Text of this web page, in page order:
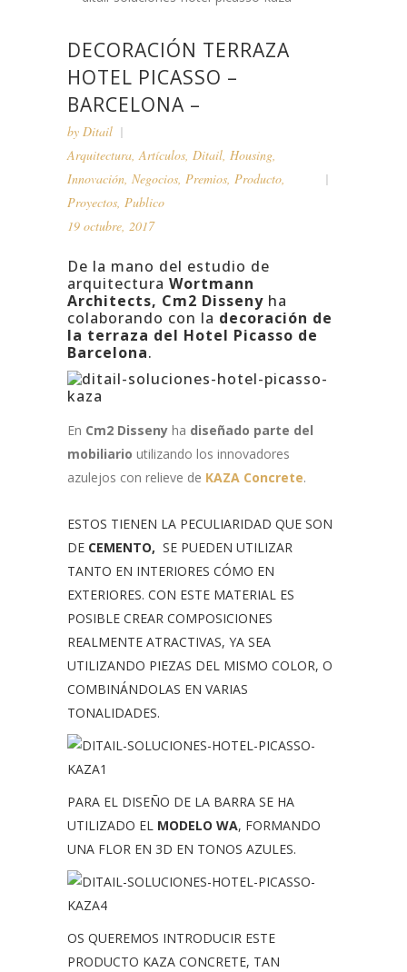
DECORACIÓN TERRAZA
HOTEL PICASSO –
BARCELONA –
by Ditail
Arquitectura,Artículos, Ditail, Housing,
Innovación, Negocios, Premios, Producto,
Proyectos, Publico
19 octubre, 2017
De la mano del estudio de
arquitectura Wortmann
Architects, Cm2 Disseny ha
colaborando con la decoración de
la terraza del Hotel Picasso de
Barcelona.
En Cm2 Disseny ha diseñado parte del
mobiliario utilizando los innovadores
azulejos con relieve de KAZA Concrete.
ESTOS TIENEN LA PECULIARIDAD QUE SON
DE CEMENTO, SE PUEDEN UTILIZAR
TANTO EN INTERIORES CÓMO EN
EXTERIORES. CON ESTE MATERIAL ES
POSIBLE CREAR COMPOSICIONES
REALMENTE ATRACTIVAS, YA SEA
UTILIZANDO PIEZAS DEL MISMO COLOR, O
COMBINÁNDOLAS EN VARIAS
TONALIDADES.
PARA EL DISEÑO DE LA BARRA SE HA
UTILIZADO EL MODELO WA, FORMANDO
UNA FLOR EN 3D EN TONOS AZULES.
OS QUEREMOS INTRODUCIR ESTE
PRODUCTO KAZA CONCRETE, TAN